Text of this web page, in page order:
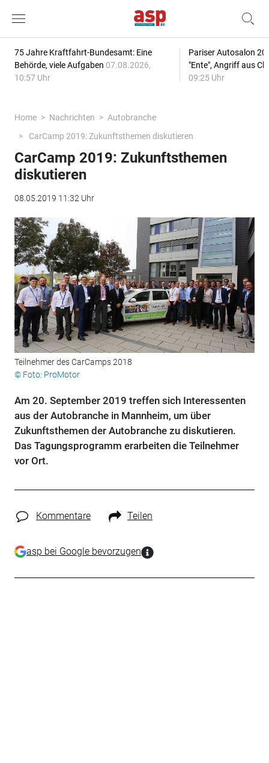
75 Jahre Kraftfahrt-Bundesamt: Eine
Behörde, viele Aufgaben 07.08.2026,
10:57 Uhr
Pariser Autosalon
"Ente", Angriff aus
09:25 Uhr
Home Nachrichten
Autobranche
CarCamp 2019: Zukunftsthemen diskutieren
CarCamp 2019: Zukunftsthemen
diskutieren
08.05.2019 11:32 Uhr
Teilnehmer des CarCamps 2018
© Foto: ProMotor
Am 20. September 2019 treffen sich Interessenten
aus der Autobranche in Mannheim, um über
Zukunftsthemen der Autobranche zu diskutieren.
Das Tagungsprogramm erarbeiten die Teilnehmer
vor Ort.
Kommentare Teilen
asp bei Google bevorzugen